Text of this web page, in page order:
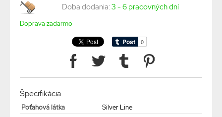
Doba dodania: 3 - 6 pracovných dní
Doprava zadarmo
Špecifikácia
Poťahová látka
Silver Line